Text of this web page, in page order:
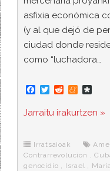
asfixia económica
(y al que dejó de
ciudad donde
como “luchadora…
F
e
o
k
T
t
r
R
d
d
M
n
e
e
s
r
a
Jarraitu irakurtzen »
Irratsaioak
Contrarrevolución ,
genocidio , Israel ,